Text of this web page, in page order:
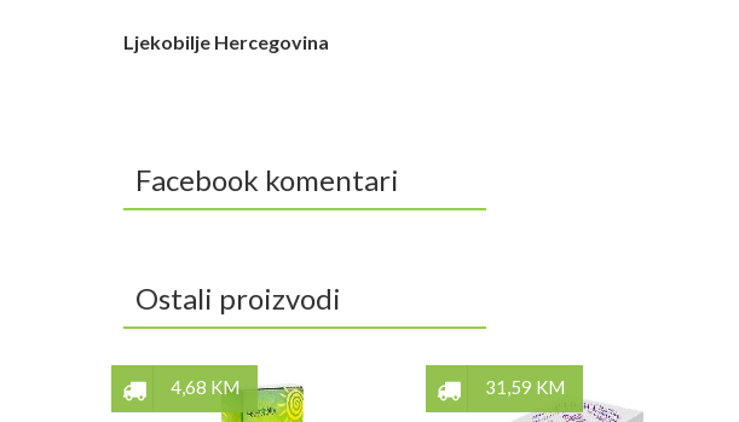
Ljekobilje Hercegovina
Facebook komentari
Ostali proizvodi
4,68 KM 31,59 KM